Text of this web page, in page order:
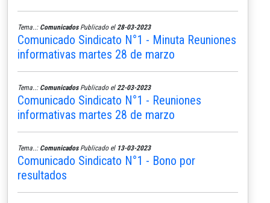
Tema..: ComunicadosPublicado el 28-03-2023
Comunicado Sindicato N°1 - Minuta Reuniones
informativas martes 28 de marzo
Tema..: ComunicadosPublicado el 22-03-2023
Comunicado Sindicato N°1 - Reuniones
informativas martes 28 de marzo
Tema..: ComunicadosPublicado el 13-03-2023
Comunicado Sindicato N°1 - Bono por
resultados